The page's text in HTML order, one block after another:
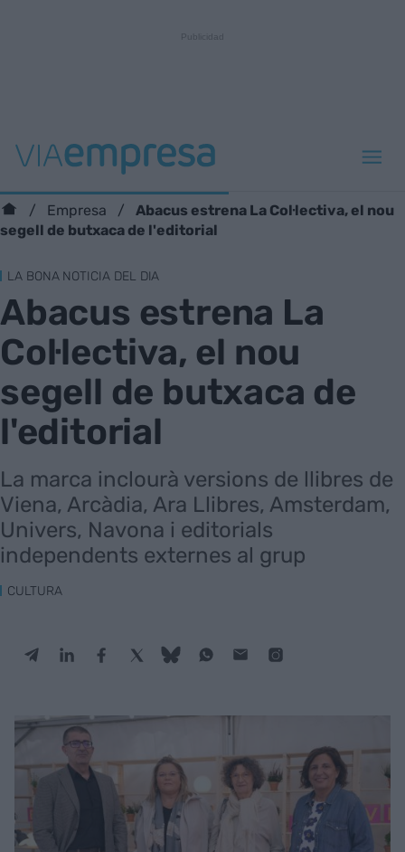
Empresa
Abacus estrena La Col·lectiva, el nou
segell de butxaca de l'editorial
LA BONA NOTICIA DEL DIA
Abacus estrena La
Col·lectiva, el nou
segell de butxaca de
l'editorial
La marca inclourà versions de llibres de
Viena, Arcàdia, Ara Llibres, Amsterdam,
Univers, Navona i editorials
independents externes al grup
CULTURA